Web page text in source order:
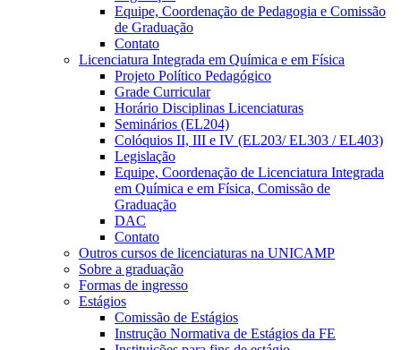
Equipe, Coordenação de Pedagogia e Comissão
de Graduação
Contato
Licenciatura Integrada em Química e em Física
Projeto Político Pedagógico
Grade Curricular
Horário Disciplinas Licenciaturas
Seminários (EL204)
Colóquios II, III e IV (EL203/ EL303 / EL403)
Legislação
Equipe, Coordenação de Licenciatura Integrada
em Química e em Física, Comissão de
Graduação
DAC
Contato
Outros cursos de licenciaturas na UNICAMP
Sobre a graduação
Formas de ingresso
Estágios
Comissão de Estágios
Instrução Normativa de Estágios da FE